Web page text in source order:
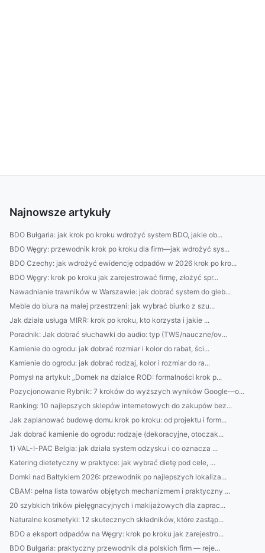
Najnowsze artykuły
BDO Bułgaria: jak krok po kroku wdrożyć system BDO, jakie ob...
BDO Węgry: przewodnik krok po kroku dla firm—jak wdrożyć sys...
BDO Czechy: jak wdrożyć ewidencję odpadów w 2026 krok po kro...
BDO Węgry: krok po kroku jak zarejestrować firmę, złożyć spr...
Nawadnianie trawników w Warszawie: jak dobrać system do gleb...
Meble do biura na małej przestrzeni: jak wybrać biurko z szu...
Jak działa usługa MIRR: krok po kroku, kto korzysta i jakie ...
Poradnik: Jak dobrać słuchawki do audio: typ (TWS/nauczne/ov...
Kamienie do ogrodu: jak dobrać rozmiar i kolor do rabat, ści...
Kamienie do ogrodu: jak dobrać rodzaj, kolor i rozmiar do ra...
Pomysł na artykuł: „Domek na działce ROD: formalności krok p...
Pozycjonowanie Rybnik: 7 kroków do wyższych wyników Google—o...
Ranking: 10 najlepszych sklepów internetowych do zakupów bez...
Jak zaplanować budowę domu krok po kroku: od projektu i form...
Jak dobrać kamienie do ogrodu: rodzaje (dekoracyjne, otoczak...
1) VAL-I-PAC Belgia: jak działa system odzysku i co oznacza ...
Katering dietetyczny w praktyce: jak wybrać dietę pod cele, ...
Domki nad Bałtykiem 2026: przewodnik po najlepszych lokaliza...
CBAM: pełna lista towarów objętych mechanizmem i praktyczny ...
20 szybkich trików pielęgnacyjnych i makijażowych dla zaprac...
Naturalne kosmetyki: 12 skutecznych składników, które zastąp...
BDO a eksport odpadów na Węgry: krok po kroku jak zarejestro...
BDO Bułgaria: praktyczny przewodnik dla polskich firm — reje...